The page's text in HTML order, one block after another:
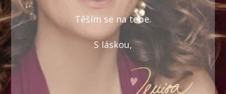
Těším se na tebe.
S láskou,